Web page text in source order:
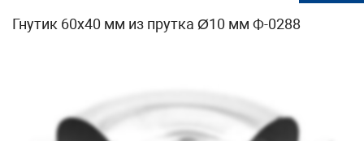
Гнутик 60х40 мм из прутка Ø10 мм Ф-0288